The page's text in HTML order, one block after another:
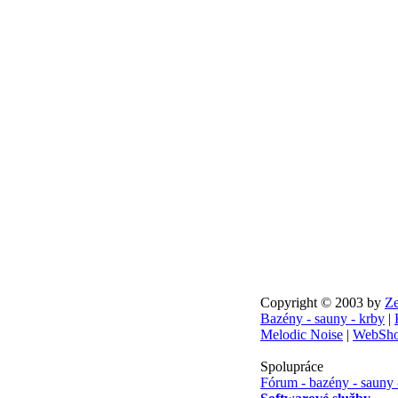
Copyright © 2003 by
Bazény - sauny - krby |
Melodic Noise |
Spolupráce
Fórum - bazény -